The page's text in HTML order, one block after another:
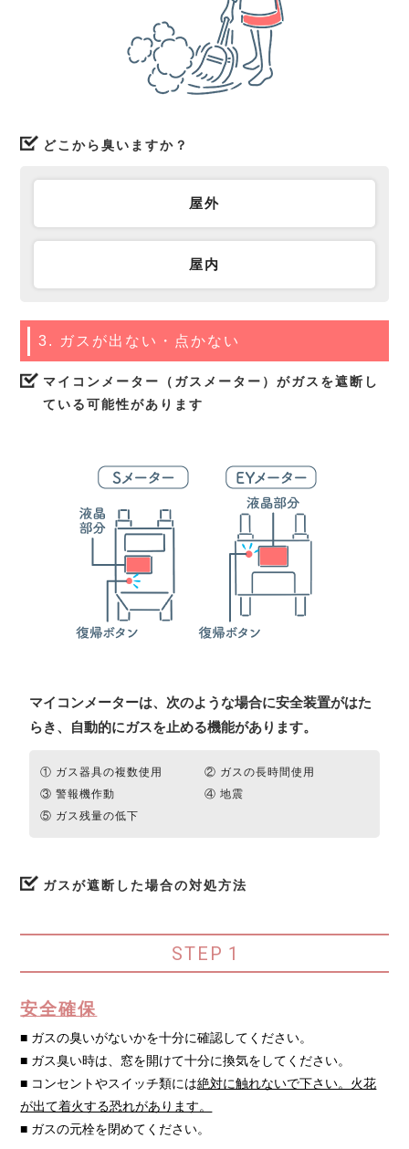
どこから臭いますか？
屋外
屋内
3. ガスが出ない・点かない
マイコンメーター（ガスメーター）がガスを遮断し
ている可能性があります
マイコンメーターは、次のような場合に安全装置がはた
らき、自動的にガスを止める機能があります。
① ガス器具の複数使用
② ガスの長時間使用
③ 警報機作動
④ 地震
⑤ ガス残量の低下
ガスが遮断した場合の対処方法
STEP 1
安全確保
■ ガスの臭いがないかを十分に確認してください。
■ ガス臭い時は、窓を開けて十分に換気をしてください。
■ コンセントやスイッチ類には絶対に触れないで下さい。火花
が出て着火する恐れがあります。
■ ガスの元栓を閉めてください。